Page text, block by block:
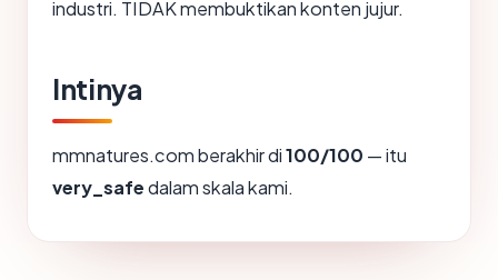
industri. TIDAK membuktikan konten jujur.
Intinya
mmnatures.com berakhir di100/100 — itu
very_safedalam skala kami.